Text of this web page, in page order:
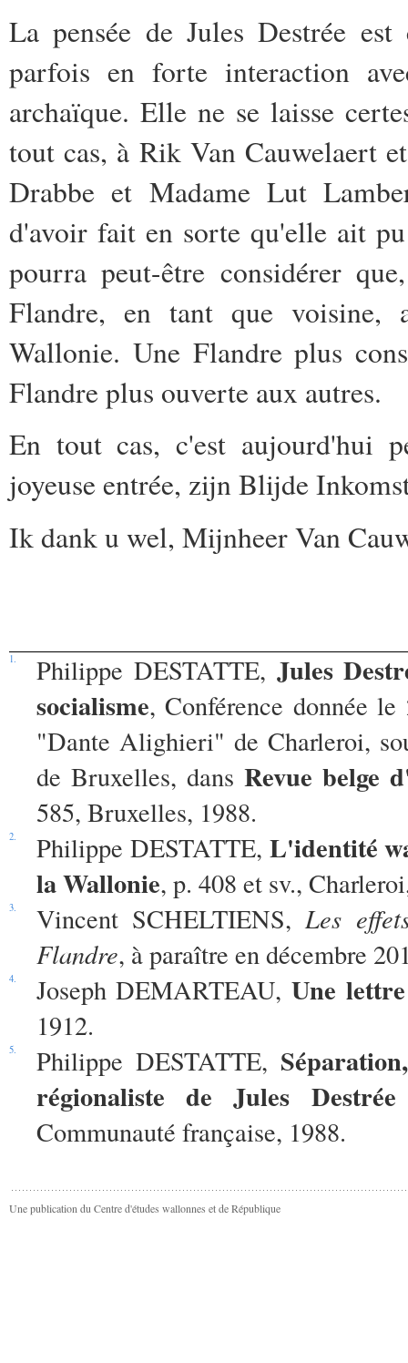
La pensée de Jules Destrée
parfois en forte interaction
archaïque. Elle ne se laisse
tout cas, à Rik Van Cauwelaert
Drabbe et Madame Lut
d'avoir fait en sorte qu'elle ait
pourra peut-être considérer
Flandre, en tant que voisine,
Wallonie. Une Flandre plus
Flandre plus ouverte aux autres.
En tout cas, c'est aujourd'hui
joyeuse entrée, zijn Blijde
Ik dank u wel, Mijnheer Van
1. Philippe DESTATTE, Jules
socialisme, Conférence donnée
"Dante Alighieri" de Charleroi,
de Bruxelles, dansRevue belge
585, Bruxelles, 1988.
2. Philippe DESTATTE, L'identité
la Wallonie, p. 408 et sv.,
3. Vincent SCHELTIENS,Les
Flandre, à paraître en décembre
4. Joseph DEMARTEAU,Une
1912.
5. Philippe DESTATTE,
régionaliste de Jules Destrée
Communauté française, 1988.
Une publication du Centre d'études wallonnes et de République